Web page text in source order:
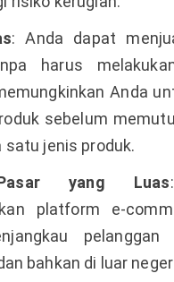
: Anda dapat
harus
Anda
sebelum
satu jenis produk.
yang Luas
platform e-
bahkan di luar